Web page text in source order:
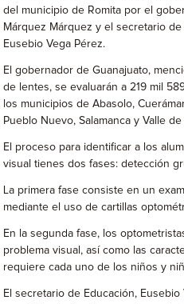
del municipio de Romita por el
Márquez Márquez y el secretario
Eusebio Vega Pérez.
El gobernador de Guanajuato,
de lentes, se evaluarán a 219 mil
los municipios de Abasolo,
Pueblo Nuevo, Salamanca y Valle de
El proceso para identificar a los
visual tienes dos fases: detección
La primera fase consiste en un
mediante el uso de cartillas
En la segunda fase, los
problema visual, así como las
requiere cada uno de los niños y
El secretario de Educación,